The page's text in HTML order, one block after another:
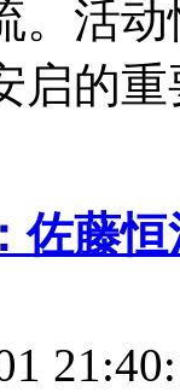
。活
启的
佐藤